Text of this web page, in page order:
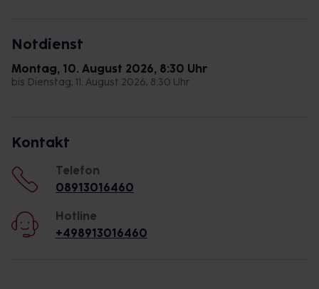
Notdienst
Montag, 10. August 2026, 8:30 Uhr
bis Dienstag, 11. August 2026, 8:30 Uhr
Kontakt
Telefon
08913016460
Hotline
+498913016460